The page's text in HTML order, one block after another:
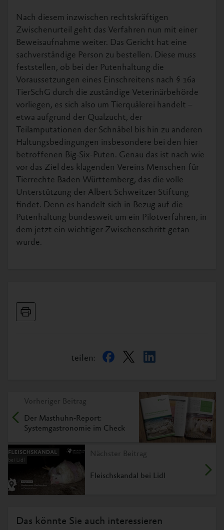
Nach diesem inzwischen rechtskräftigen
Zwischenurteil geht das Verfahren nun mit einer
Beweisaufnahme weiter. Das Gericht hat eine
sachverständige Person zu bestellen. Diese muss
feststellen, ob bei der Putenhaltung die
Voraussetzungen eines Einschreitens nach § 16a
TierSchG durch die zuständige Veterinärbehörde
vorliegen, es sich also um Tierquälerei handelt –
etwa aufgrund der Qualzucht, der
Teilamputationen der Schnäbel bis hin zu anderen
Haltungsbedingungen insbesondere bei den hier
betroffenen Big-Six-Puten. Genau das ist nach wie
vor das Ziel des klagenden Vereins Menschen für
Tierrechte Baden Württemberg, das die volle
Unterstützung der Albert Schweitzer Stiftung
findet. Denn es handelt sich in Bezug auf die
Putenhaltung bundesweit um ein Pilotverfahren, in
dem jetzt ein wichtiger Zwischenschritt getan
wurde.
teilen:
Vorheriger Beitrag
Der Masthuhn-Report:
Systemgastronomie im Check
Nächster Beitrag
Fleischskandal bei Lidl
Das könnte Sie auch interessieren